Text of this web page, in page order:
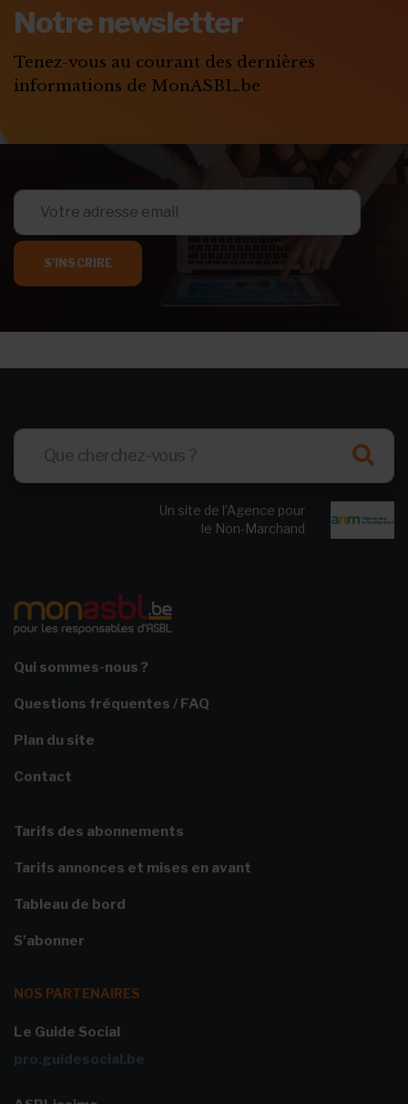
Notre newsletter
Tenez-vous au courant des dernières
informations de MonASBL.be
S'INSCRIRE
Un site de l’Agence pour
le Non-Marchand
Qui sommes-nous ?
Questions fréquentes / FAQ
Plan du site
Contact
Tarifs des abonnements
Tarifs annonces et mises en avant
Tableau de bord
S'abonner
NOS PARTENAIRES
Le Guide Social
pro.guidesocial.be